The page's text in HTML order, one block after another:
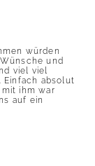
würden
und
viel viel
Einfach absolut
ihm war
auf ein